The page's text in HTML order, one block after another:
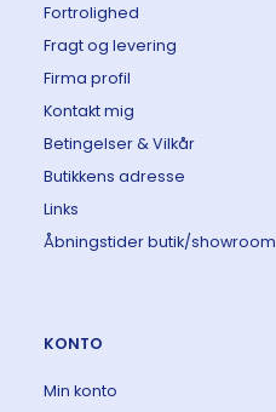
Fortrolighed
Fragt og levering
Firma profil
Kontakt mig
Betingelser & Vilkår
Butikkens adresse
Links
Åbningstider butik/showroom
KONTO
Min konto